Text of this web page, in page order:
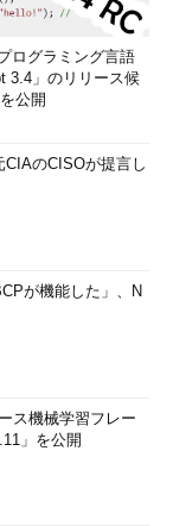
ログラミング言語
3.4」のリリース候
公開
のCISOが提言し
が機能した」、N
ス機械学習フレー
」を公開